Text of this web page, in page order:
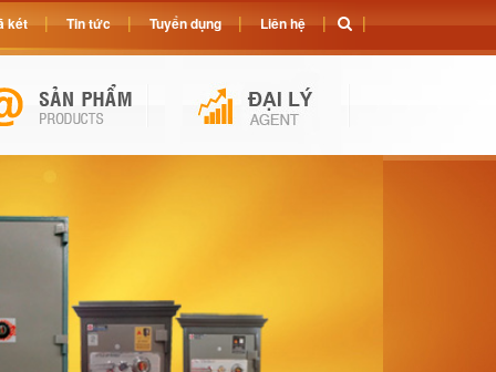
két Tin tức Tuyển dụng Liên hệ